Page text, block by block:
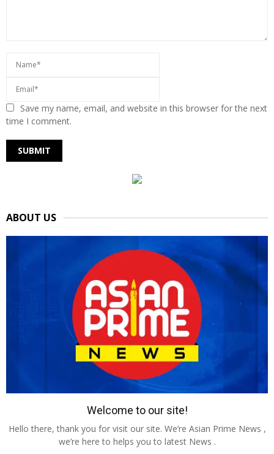
Save my name, email, and website in this browser for the next
time I comment.
ABOUT US
Welcome to our site!
Hello there, thank you for visit our site. We’re Asian Prime News ,
we’re here to helps you to latest News .